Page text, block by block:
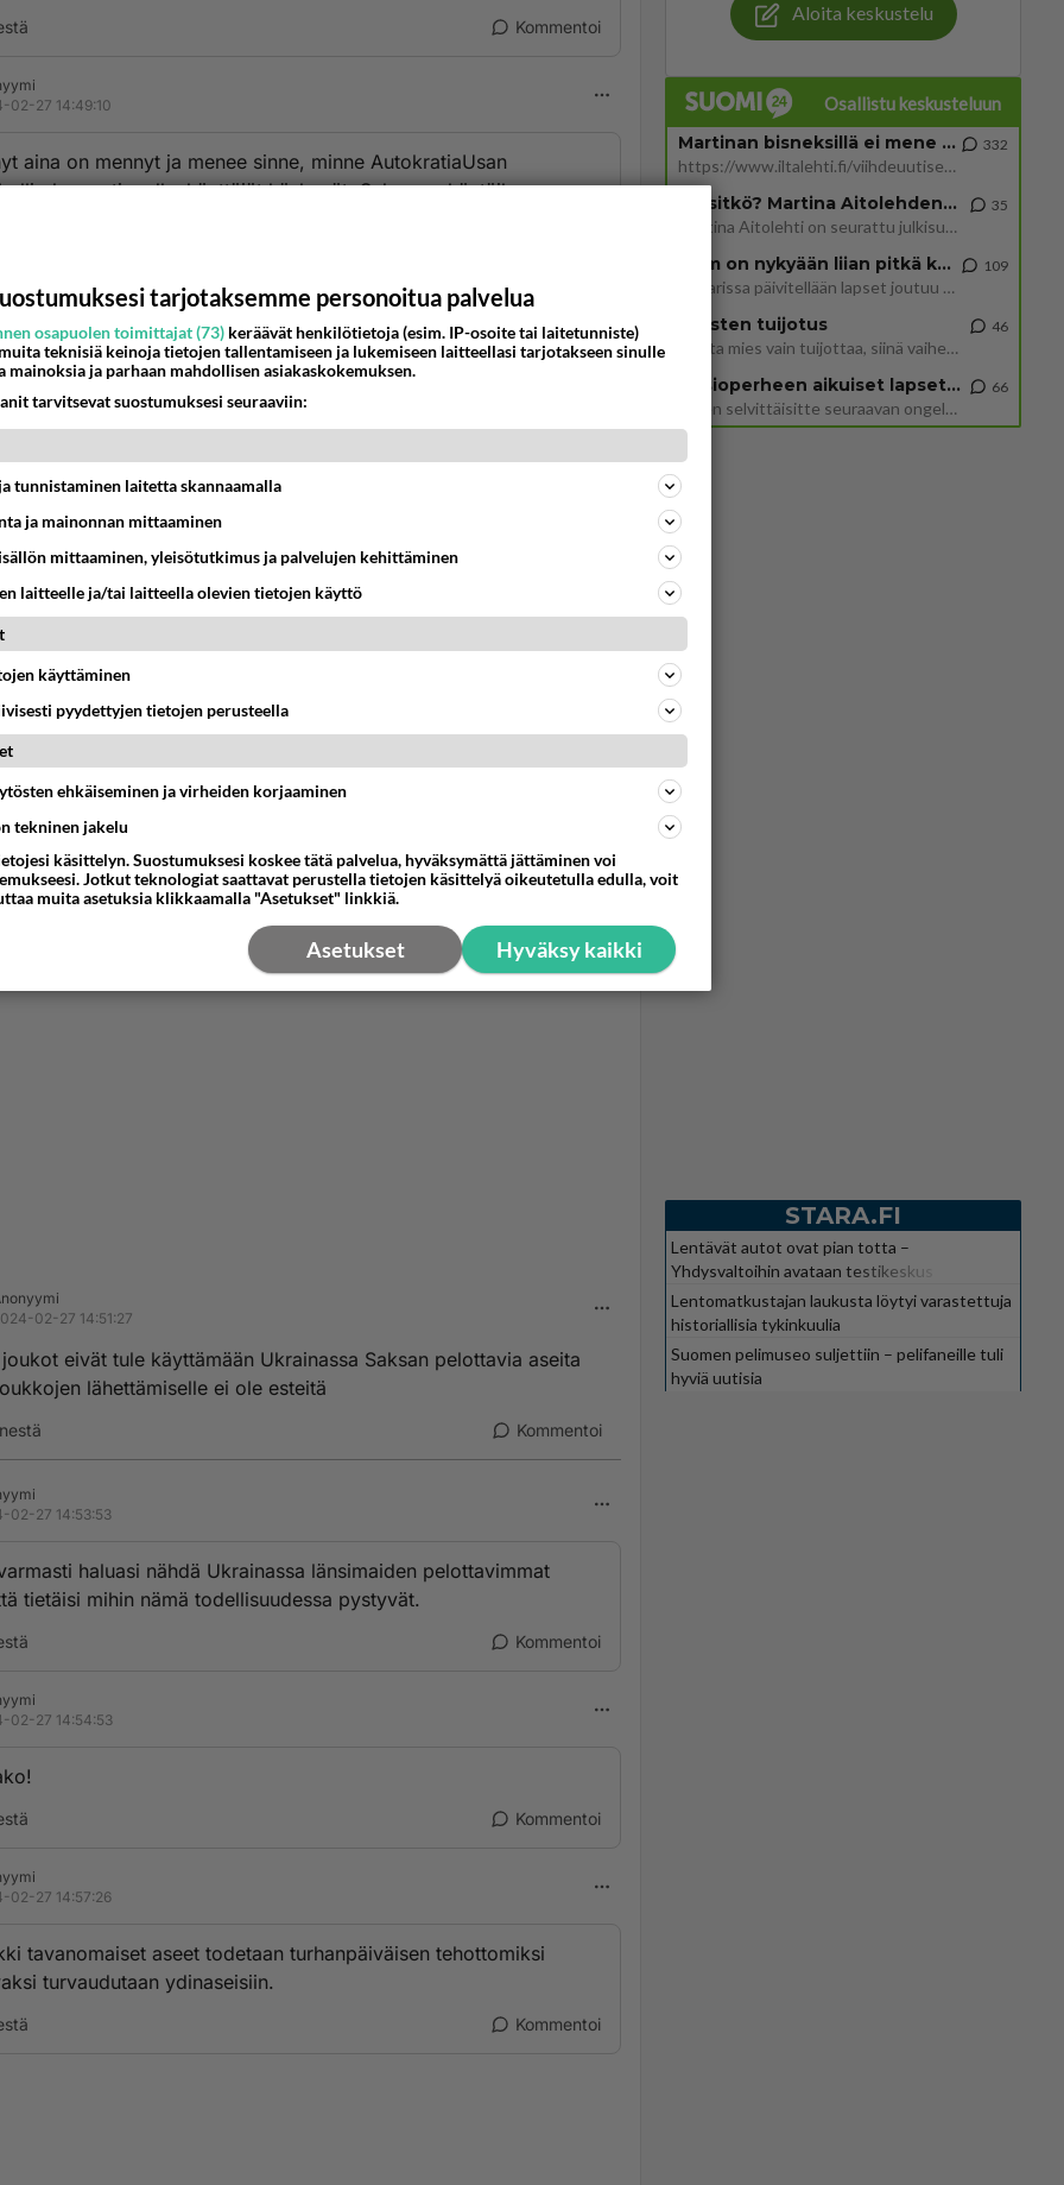
Kommentoi
02-27 14:49:10
aina on mennyt ja menee sinne, minne AutokratiaUsan
korruptiovallankäyttäjät käskevät. Saksa on häntäilymaa.
02-27 14:49:49
lähettämistä Saksa ei ole sulkenut pois Ukrainasta.
02-27 14:51:27
eivät tule käyttämään Ukrainassa Saksan pelottavia aseita
lähettämiselle ei ole esteitä
Kommentoi
02-27 14:53:53
haluasi nähdä Ukrainassa länsimaiden pelottavimmat
tietäisi mihin nämä todellisuudessa pystyvät.
Kommentoi
02-27 14:54:53
Kommentoi
02-27 14:57:26
tavanomaiset aseet todetaan turhanpäiväisen tehottomiksi
turvaudutaan ydinaseisiin.
Kommentoi
Aloita keskustelu
Osallistu keskusteluun
Martinan bisneksillä ei mene hyvin
https://www.iltalehti.fi/viihdeuutiset/a/c46da6ab-340f-4790-aaa7-0865eed2336 Yrityksen konkurssihakemus on tullut kärä
332
Tiesitkö? Martina Aitolehden isäpuoli on tämä suosittu laulaja
Martina Aitolehti on seurattu julkisuuden henkilö. Lähipiiriin mahtuu muitakin tunnettuja henkilöitä. Tiesitkö, että Ma
35
2 km on nykyään liian pitkä koulumatka
Hesarissa päivitellään lapset joutuu nyt kulkemaan 2 km kouluun jösses. Ruostefillarilla tuo matka menee vaikka miten äk
109
Miesten tuijotus
Mutta mies vain tuijottaa, siinä vaiheessa käännän itse pään pois. Mikä juttu? Yleensä jos joku tuijottaa tai katsoo, hä
46
Uusioperheen aikuiset lapset tyhjentää jääkaapin käydessään
Miten selvittäisitte seuraavan ongelman, meillä on uusioperhe, minulla teini-ikäiset lapset ja puolisolla aikuiset, jotk
66
STARA.FI
Lentävät autot ovat pian totta –
Yhdysvaltoihin avataan testikeskus
Lentomatkustajan laukusta löytyi varastettuja
historiallisia tykinkuulia
Suomen pelimuseo suljettiin – pelifaneille tuli
hyviä uutisia
tarjotaksemme personoitua palvelua
osapuolen toimittajat (73) keräävät henkilötietoja (esim. IP-osoite tai laitetunniste)
teknisiä keinoja tietojen tallentamiseen ja lukemiseen laitteellasi tarjotakseen sinulle
ja parhaan mahdollisen asiakaskokemuksen.
tarvitsevat suostumuksesi seuraaviin:
tunnistaminen laitetta skannaamalla
ja mainonnan mittaaminen
mittaaminen, yleisötutkimus ja palvelujen kehittäminen
laitteelle ja/tai laitteella olevien tietojen käyttö
käyttäminen
pyydettyjen tietojen perusteella
ehkäiseminen ja virheiden korjaaminen
tekninen jakelu
käsittelyn. Suostumuksesi koskee tätä palvelua, hyväksymättä jättäminen voi
Jotkut teknologiat saattavat perustella tietojen käsittelyä oikeutetulla edulla, voit
muita asetuksia klikkaamalla "Asetukset" linkkiä.
Hyväksy kaikki
Asetukset